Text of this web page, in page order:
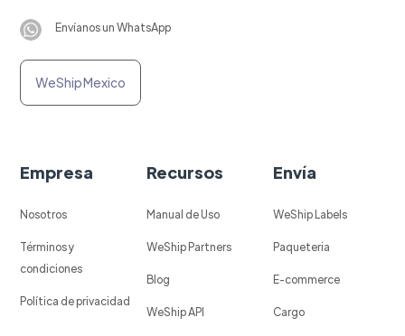
Envíanos un WhatsApp
WeShip Mexico
Empresa
Nosotros
Términos y
condiciones
Política de privacidad
Recursos
Manual de Uso
WeShip Partners
Blog
WeShip API
Envía
WeShip Labels
Paqueteria
E-commerce
Cargo